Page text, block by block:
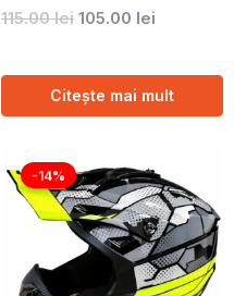
115.00lei 105.00 lei
Citește mai mult
-14%
inițial
a
fost:
280.00 lei.
este:
240.00